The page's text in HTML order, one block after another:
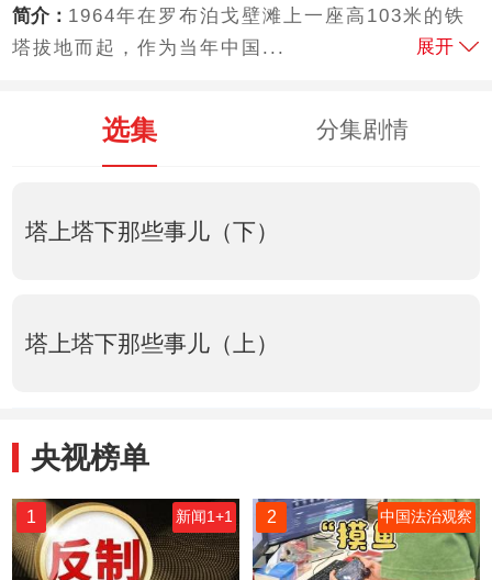
简介： 1964年在罗布泊戈壁滩上一座高103米的铁
塔拔地而起，作为当年中国...
展开
选集 分集剧情
塔上塔下那些事儿（下）
塔上塔下那些事儿（上）
央视榜单
1 新闻1+1 2 中国法治观察